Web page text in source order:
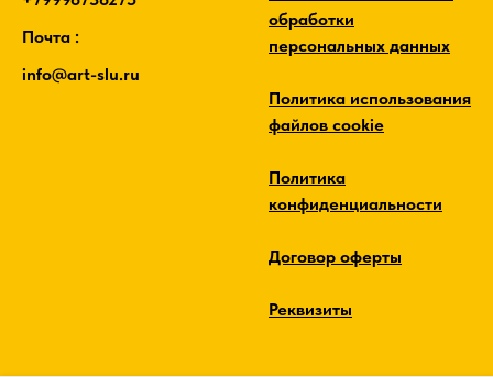
Почта :
info@art-slu.ru
обработки
персональных данных
Политика использования
файлов cookie
Политика
конфиденциальности
Договор оферты
Реквизиты